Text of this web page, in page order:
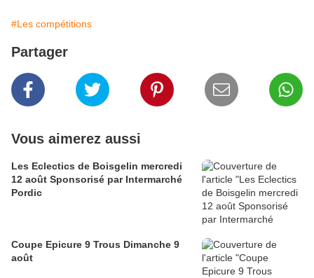
#Les compétitions
Partager
Vous aimerez aussi
Les Eclectics de Boisgelin mercredi
12 août Sponsorisé par Intermarché
Pordic
Coupe Epicure 9 Trous Dimanche 9
août